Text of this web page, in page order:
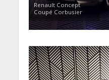
Renault Concept
Coupé Corbusier